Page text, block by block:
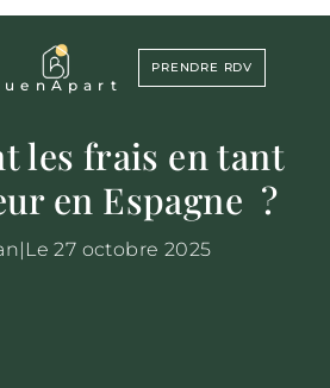
Apart
PRENDRE RDV
les frais en tant
en Espagne ?
| Le 27 octobre 2025